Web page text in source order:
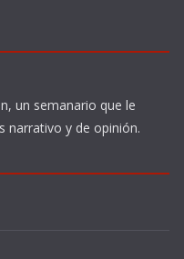
un semanario que le
narrativo y de opinión.